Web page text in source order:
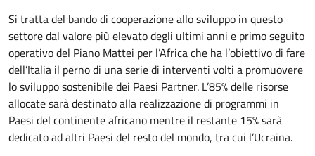
Si tratta del bando di cooperazione allo sviluppo in questo
settore dal valore più elevato degli ultimi anni e primo seguito
operativo del Piano Mattei per l’Africa che ha l’obiettivo di fare
dell’Italia il perno di una serie di interventi volti a promuovere
lo sviluppo sostenibile dei Paesi Partner. L’85% delle risorse
allocate sarà destinato alla realizzazione di programmi in
Paesi del continente africano mentre il restante 15% sarà
dedicato ad altri Paesi del resto del mondo, tra cui l’Ucraina.